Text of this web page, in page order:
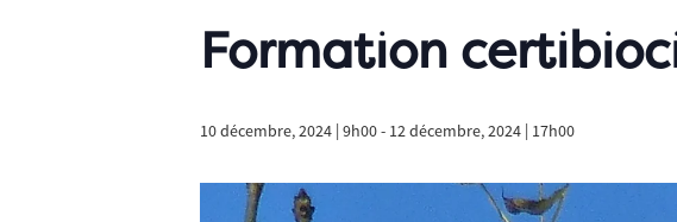
Formation
10 décembre, 2024 | 9h00- 12 décembre, 2024 | 17h00